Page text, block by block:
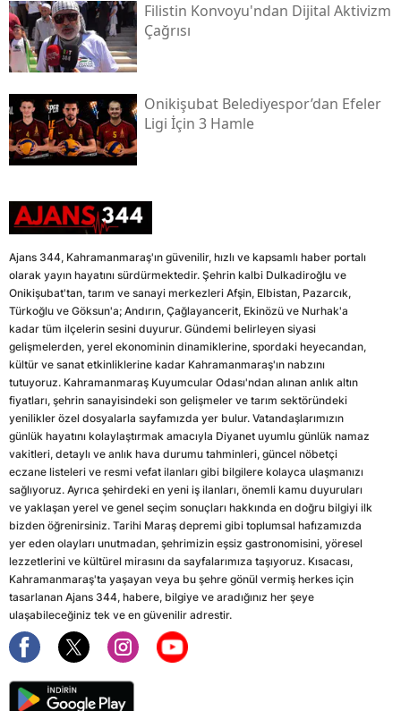
Filistin Konvoyu'ndan Dijital Aktivizm
Çağrısı
Onikişubat Belediyespor’dan Efeler
Ligi İçin 3 Hamle
Ajans 344, Kahramanmaraş'ın güvenilir, hızlı ve kapsamlı haber portalı
olarak yayın hayatını sürdürmektedir. Şehrin kalbi Dulkadiroğlu ve
Onikişubat'tan, tarım ve sanayi merkezleri Afşin, Elbistan, Pazarcık,
Türkoğlu ve Göksun'a; Andırın, Çağlayancerit, Ekinözü ve Nurhak'a
kadar tüm ilçelerin sesini duyurur. Gündemi belirleyen siyasi
gelişmelerden, yerel ekonominin dinamiklerine, spordaki heyecandan,
kültür ve sanat etkinliklerine kadar Kahramanmaraş'ın nabzını
tutuyoruz. Kahramanmaraş Kuyumcular Odası'ndan alınan anlık altın
fiyatları, şehrin sanayisindeki son gelişmeler ve tarım sektöründeki
yenilikler özel dosyalarla sayfamızda yer bulur. Vatandaşlarımızın
günlük hayatını kolaylaştırmak amacıyla Diyanet uyumlu günlük namaz
vakitleri, detaylı ve anlık hava durumu tahminleri, güncel nöbetçi
eczane listeleri ve resmi vefat ilanları gibi bilgilere kolayca ulaşmanızı
sağlıyoruz. Ayrıca şehirdeki en yeni iş ilanları, önemli kamu duyuruları
ve yaklaşan yerel ve genel seçim sonuçları hakkında en doğru bilgiyi ilk
bizden öğrenirsiniz. Tarihi Maraş depremi gibi toplumsal hafızamızda
yer eden olayları unutmadan, şehrimizin eşsiz gastronomisini, yöresel
lezzetlerini ve kültürel mirasını da sayfalarımıza taşıyoruz. Kısacası,
Kahramanmaraş'ta yaşayan veya bu şehre gönül vermiş herkes için
tasarlanan Ajans 344, habere, bilgiye ve aradığınız her şeye
ulaşabileceğiniz tek ve en güvenilir adrestir.